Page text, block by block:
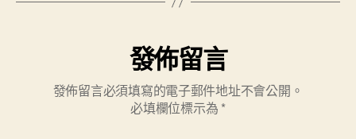
發佈留言
發佈留言必須填寫的電子郵件地址不會公開。
必填欄位標示為 *